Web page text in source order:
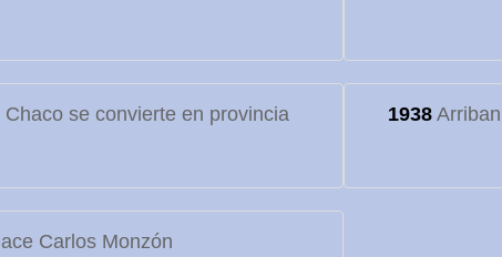
se convierte en provincia 1938
Carlos Monzón